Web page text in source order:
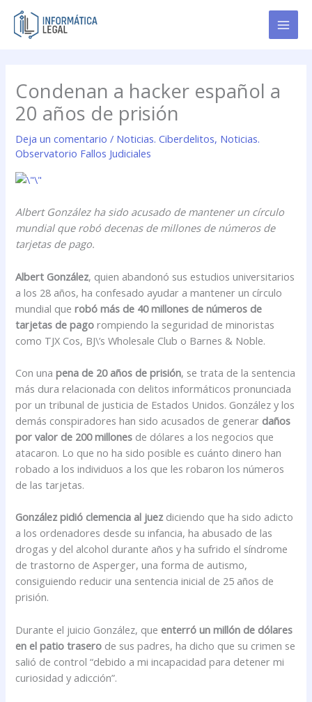
contenido
Condenan a hacker español a
20 años de prisión
Deja un comentario / Noticias. Ciberdelitos, Noticias.
Observatorio Fallos Judiciales
Albert González ha sido acusado de mantener un círculo
mundial que robó decenas de millones de números de
tarjetas de pago.
Albert González, quien abandonó sus estudios universitarios
a los 28 años, ha confesado ayudar a mantener un círculo
mundial querobó más de 40 millones de números de
tarjetas de pago rompiendo la seguridad de minoristas
como TJX Cos, BJ\’s Wholesale Club o Barnes & Noble.
Con unapena de 20 años de prisión, se trata de la sentencia
más dura relacionada con delitos informáticos pronunciada
por un tribunal de justicia de Estados Unidos. González y los
demás conspiradores han sido acusados de generar daños
por valor de 200 millones de dólares a los negocios que
atacaron. Lo que no ha sido posible es cuánto dinero han
robado a los individuos a los que les robaron los números
de las tarjetas.
González pidió clemencia al juez diciendo que ha sido adicto
a los ordenadores desde su infancia, ha abusado de las
drogas y del alcohol durante años y ha sufrido el síndrome
de trastorno de Asperger, una forma de autismo,
consiguiendo reducir una sentencia inicial de 25 años de
prisión.
Durante el juicio González, que enterró un millón de dólares
en el patio trasero de sus padres, ha dicho que su crimen se
salió de control “debido a mi incapacidad para detener mi
curiosidad y adicción”.